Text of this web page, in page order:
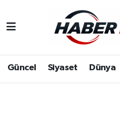
Güncel Siyaset Dünya